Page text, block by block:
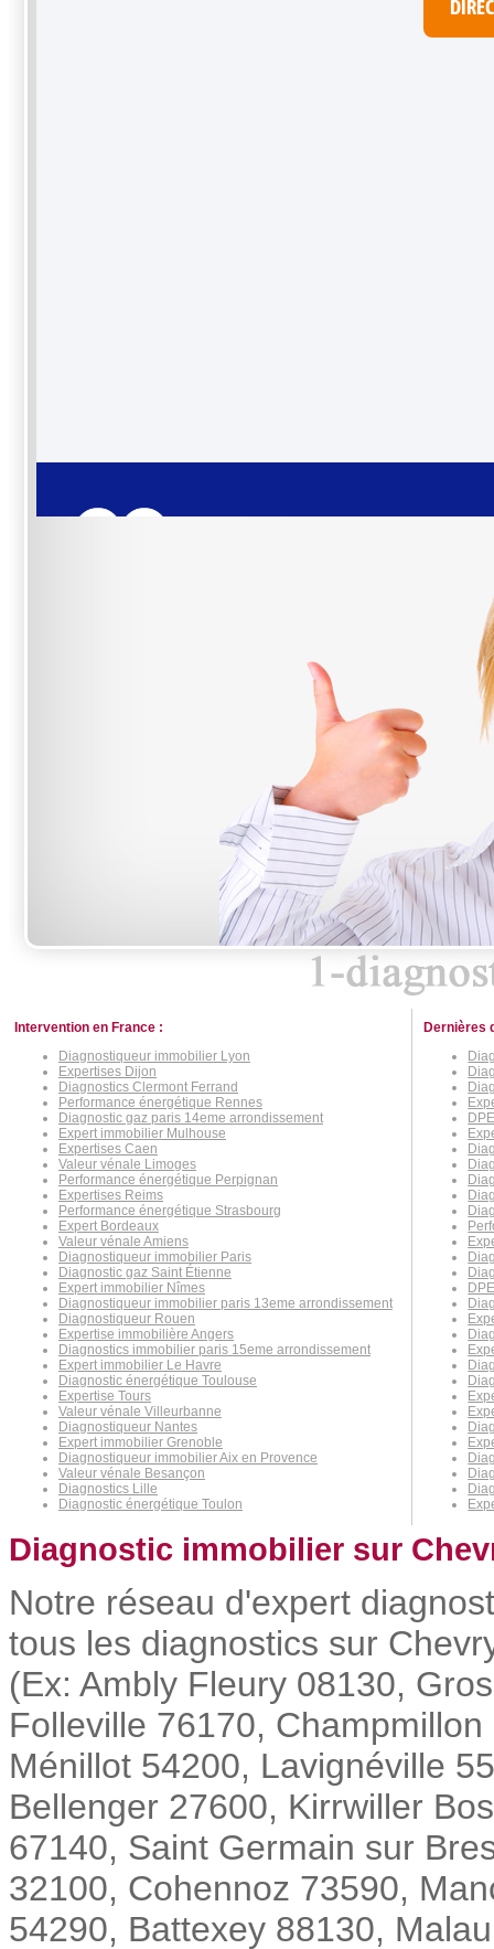
Intervention en France :
Diagnostiqueur immobilier Lyon
Expertises Dijon
Diagnostics Clermont Ferrand
Performance énergétique Rennes
Diagnostic gaz paris 14eme arrondissement
Expert immobilier Mulhouse
Expertises Caen
Valeur vénale Limoges
Performance énergétique Perpignan
Expertises Reims
Performance énergétique Strasbourg
Expert Bordeaux
Valeur vénale Amiens
Diagnostiqueur immobilier Paris
Diagnostic gaz Saint Étienne
Expert immobilier Nîmes
Diagnostiqueur immobilier paris 13eme arrondissement
Diagnostiqueur Rouen
Expertise immobilière Angers
Diagnostics immobilier paris 15eme arrondissement
Expert immobilier Le Havre
Diagnostic énergétique Toulouse
Expertise Tours
Valeur vénale Villeurbanne
Diagnostiqueur Nantes
Expert immobilier Grenoble
Diagnostiqueur immobilier Aix en Provence
Valeur vénale Besançon
Diagnostics Lille
Diagnostic énergétique Toulon
Dernières
Diagnostic immobilier sur
Notre réseau d'expert
tous les diagnostics sur
(Ex: Ambly Fleury 08130,
Folleville 76170,
Ménillot 54200, Lavignéville
Bellenger 27600, Kirrwiller
67140, Saint Germain sur
32100, Cohennoz 73590,
54290, Battexey 88130,